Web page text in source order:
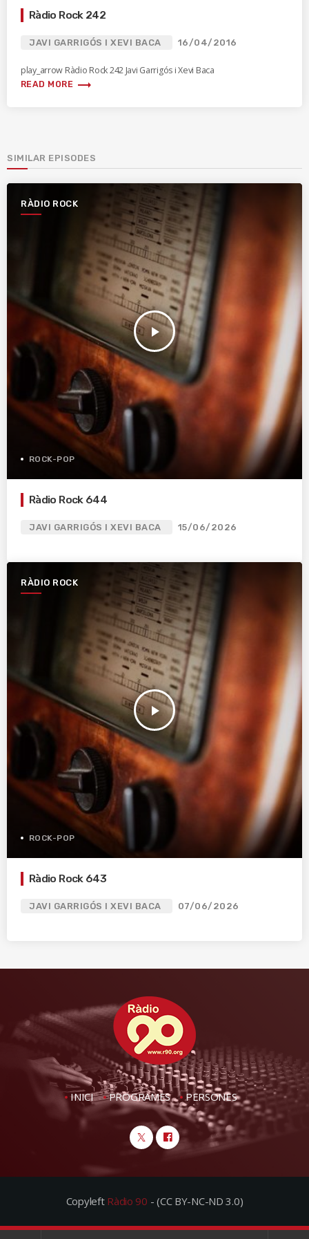
Ràdio Rock 242
JAVI GARRIGÓS I XEVI BACA 16/04/2016
play_arrow Ràdio Rock 242 Javi Garrigós i Xevi Baca
READ MORE trending_flat
SIMILAR EPISODES
RÀDIO ROCK
play_arrow
ROCK-POP
Ràdio Rock 644
JAVI GARRIGÓS I XEVI BACA 15/06/2026
RÀDIO ROCK
play_arrow
ROCK-POP
Ràdio Rock 643
JAVI GARRIGÓS I XEVI BACA 07/06/2026
INICI PROGRAMES PERSONES
Copyleft Ràdio 90 - (CC BY-NC-ND 3.0)